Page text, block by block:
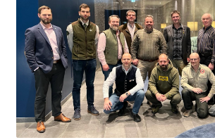
Materiaali
Forum
Linkit